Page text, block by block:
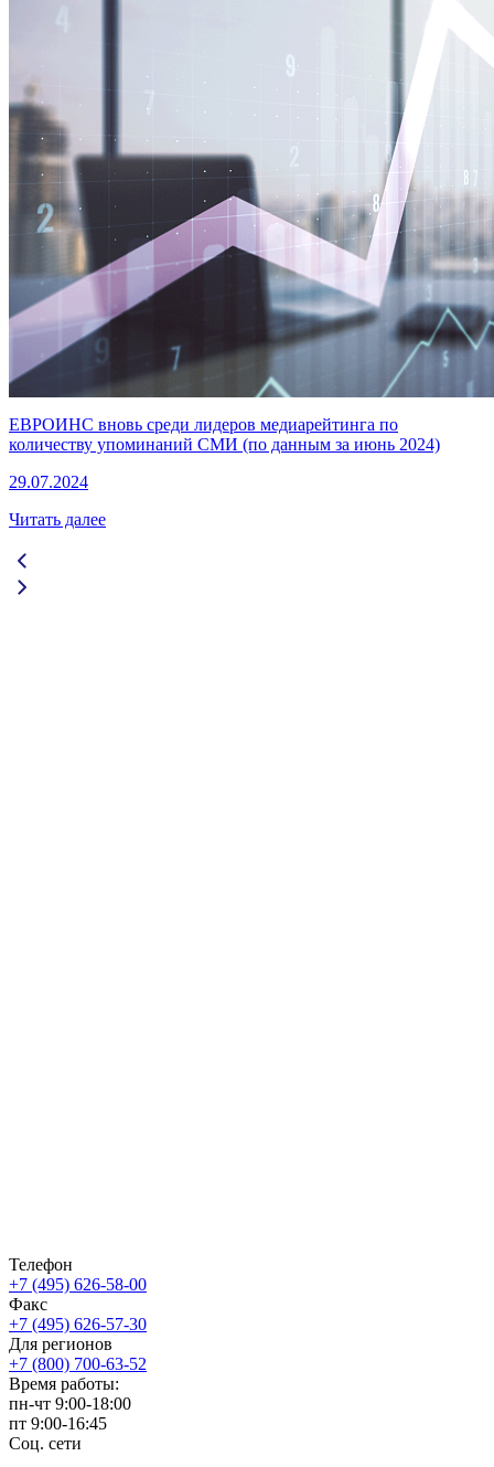
ЕВРОИНС вновь среди лидеров медиарейтинга по
количеству упоминаний СМИ (по данным за июнь 2024)
29.07.2024
Читать далее
Телефон
+7 (495) 626-58-00
Факс
+7 (495) 626-57-30
Для регионов
+7 (800) 700-63-52
Время работы:
пн-чт 9:00-18:00
пт 9:00-16:45
Соц. сети